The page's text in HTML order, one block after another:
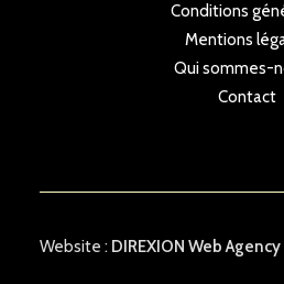
Conditions
Mentions
Qui sommes-
Contact
Website : DIREXION Web Agency